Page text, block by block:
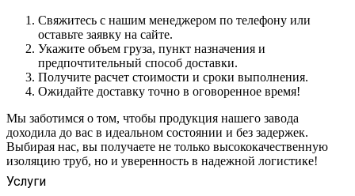
Свяжитесь с нашим менеджером по телефону или
оставьте заявку на сайте.
Укажите объем груза, пункт назначения и
предпочтительный способ доставки.
Получите расчет стоимости и сроки выполнения.
Ожидайте доставку точно в оговоренное время!
Мы заботимся о том, чтобы продукция нашего завода
доходила до вас в идеальном состоянии и без задержек.
Выбирая нас, вы получаете не только высококачественную
изоляцию труб, но и уверенность в надежной логистике!
Услуги